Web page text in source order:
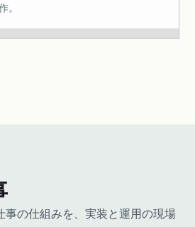
。
事の仕組みを、実装と運用の現場